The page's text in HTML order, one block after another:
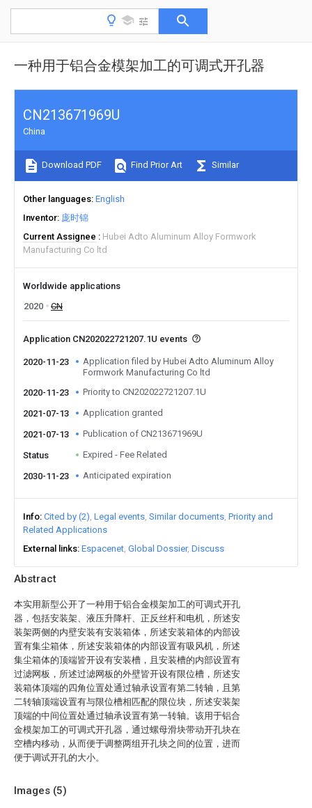
一种用于铝合金模架加工的可调式开孔器
Abstract
本实用新型公开了一种用于铝合金模架加工的可调式开孔
器，包括安装架、液压升降杆、正反丝杆和电机，所述安
装架两侧的内壁安装有安装箱体，所述安装箱体的内部设
置有集尘箱体，所述安装箱体的内部设置有吸风机，所述
集尘箱体的顶端皆开设有安装槽，且安装槽的内部设置有
过滤网板，所述过滤网板的外壁皆开设有限位槽，所述安
装箱体顶端的四角位置处通过轴承设置有第二转轴，且第
二转轴顶端设置有与限位槽相匹配的限位块，所述安装架
顶端的中间位置处通过轴承设置有第一转轴。该用于铝合
金模架加工的可调式开孔器，通过螺母滑块带动开孔块在
空槽内移动，从而便于调整两组开孔块之间的位置，进而
便于调试开孔的大小。
Images (5)
CN213671969U
China
Download PDF Find Prior Art Similar
Other languages English
Inventor 庞时锦
Current Assignee
Hubei Adto Aluminum Alloy Formwork
Manufacturing Co ltd
Worldwide applications
2020
CN
Application CN202022721207.1U events
2020-11-23
Application filed by Hubei Adto Aluminum Alloy
Formwork Manufacturing Co ltd
2020-11-23
Priority to CN202022721207.1U
2021-07-13 Application granted
2021-07-13 Publication of CN213671969U
Status Expired - Fee Related
2030-11-23 Anticipated expiration
Info Cited by (2) Legal events Similar documents Priority and
Related Applications
External links Espacenet Global Dossier Discuss